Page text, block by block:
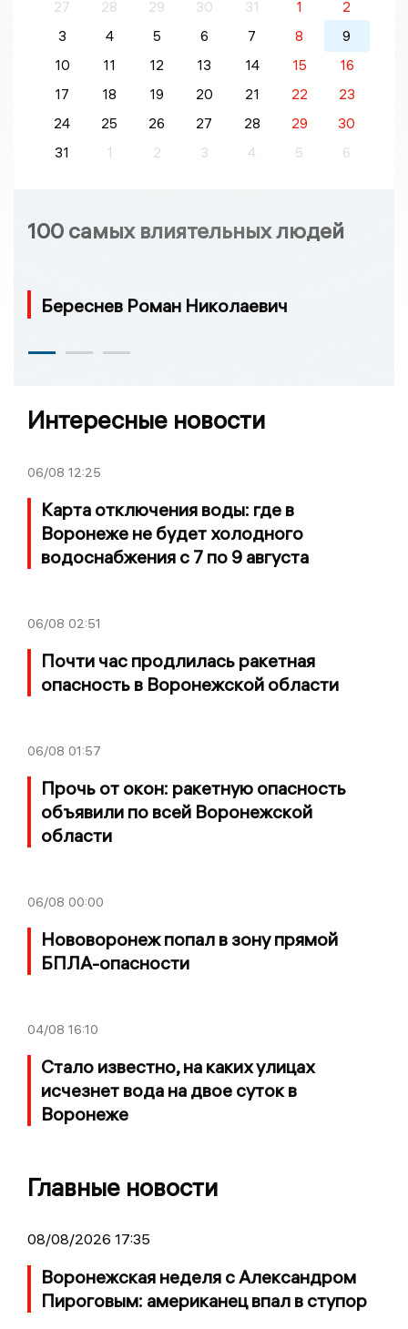
27 28 29 30 31 1
2
3
4 5 6 7 8
9
10
11 12 13 14 15
16
17
18 19 20 21 22
23
24
25 26 27 28 29
30
31
1 2 3 4 5 6
100 самых влиятельных людей
Береснев Роман Николаевич
Интересные новости
06/08 12:25
Карта отключения воды: где в
Воронеже не будет холодного
водоснабжения с 7 по 9 августа
06/08 02:51
Почти час продлилась ракетная
опасность в Воронежской области
06/08 01:57
Прочь от окон: ракетную опасность
объявили по всей Воронежской
области
06/08 00:00
Нововоронеж попал в зону прямой
БПЛА-опасности
04/08 16:10
Стало известно, на каких улицах
исчезнет вода на двое суток в
Воронеже
Главные новости
08/08/2026 17:35
Воронежская неделя с Александром
Пироговым: американец впал в ступор